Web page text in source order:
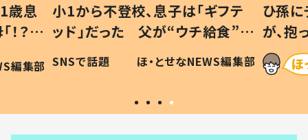
歳息
？」
編集部
小1から不登校、息子は「ギフテ
ッド」だった 父が“ウチ給食”を
作り続ける理由とは #令和の親
#令和の子
SNSで話題 ほ・とせなNEWS編集部
ひ孫
が、
「涙が
い」